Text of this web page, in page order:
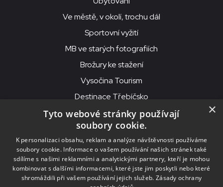
Ve městě, v okolí, trochu dál
Sportovní vyžití
MB ve starých fotografiích
Brožury ke stažení
Vysočina Tourism
Destinace Třebíčsko
© 2026MKS Beseda Mor. Budějovice
MKS Beseda, příspěvková organizace, Purcnerova 62, 676 02
Moravské Budějovice
IČO: 00091758, DIČ: CZ00091758, ID datové schránky: chjn2kd
×
Tyto webové stránky používají
soubory cookie.
K personalizaci obsahu, reklam a analýze návštěvnosti používáme
soubory cookie. Informace o vašem používání našich stránek také
sdílíme s našimi reklamními a analytickými partnery, kteří je mohou
kombinovat s dalšími informacemi, které jste jim poskytli nebo které
shromáždili při vašem používání jejich služeb. Zásady ochrany